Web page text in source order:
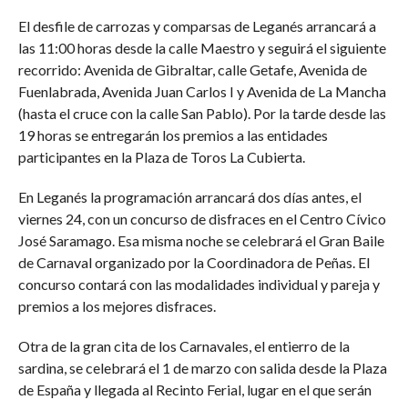
El desfile de carrozas y comparsas de Leganés arrancará a
las 11:00 horas desde la calle Maestro y seguirá el siguiente
recorrido: Avenida de Gibraltar, calle Getafe, Avenida de
Fuenlabrada, Avenida Juan Carlos I y Avenida de La Mancha
(hasta el cruce con la calle San Pablo). Por la tarde desde las
19 horas se entregarán los premios a las entidades
participantes en la Plaza de Toros La Cubierta.
En Leganés la programación arrancará dos días antes, el
viernes 24, con un concurso de disfraces en el Centro Cívico
José Saramago. Esa misma noche se celebrará el Gran Baile
de Carnaval organizado por la Coordinadora de Peñas. El
concurso contará con las modalidades individual y pareja y
premios a los mejores disfraces.
Otra de la gran cita de los Carnavales, el entierro de la
sardina, se celebrará el 1 de marzo con salida desde la Plaza
de España y llegada al Recinto Ferial, lugar en el que serán